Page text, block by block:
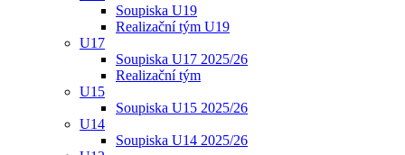
Soupiska U19
Realizační tým U19
U17
Soupiska U17 2025/26
Realizační tým
U15
Soupiska U15 2025/26
U14
Soupiska U14 2025/26